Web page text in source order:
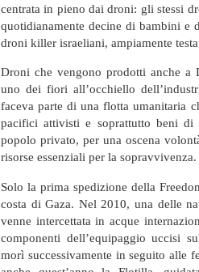
centrata in pieno dai droni: gli stessi
quotidianamente decine di bambini e
droni killer israeliani, ampiamente
Droni che vengono prodotti anche a
uno dei fiori all’occhiello
faceva parte di una flotta umanitaria
pacifici attivisti e soprattutto beni di
popolo privato, per una oscena
risorse essenziali per la sopravvivenza.
Solo la prima spedizione della
costa di Gaza. Nel 2010, una delle
venne intercettata in acque
componenti dell’equipaggio uccisi
morì successivamente in seguito alle